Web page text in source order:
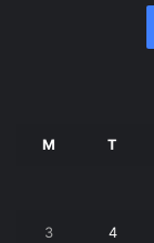
M T
3 4